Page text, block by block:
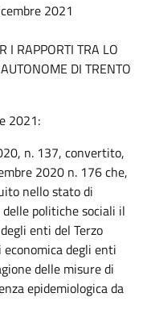
2021
I RAPPORTI TRA LO
DI TRENTO
2021:
n. 137, convertito,
2020 n. 176 che,
nello stato di
politiche sociali il
enti del Terzo
degli enti
delle misure di
epidemiologica da